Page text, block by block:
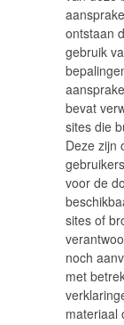
ontstaan
gebruik
bevat
sites die
Deze zijn
voor de
sites of
noch
met
materiaal